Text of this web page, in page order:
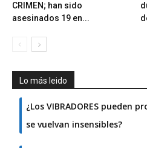
CRIMEN; han sido
asesinados 19 en...
Lo más leido
¿Los VIBRADORES pueden
se vuelvan insensibles?